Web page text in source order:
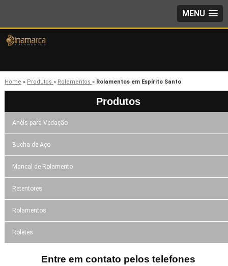
MENU
Home » Produtos » Rolamentos » Rolamentos em Espírito Santo
Produtos
Anéis para Vedação
Bucha de Aço
Mancal de Rolamento
Retentores
Rolamentos
Roletes
Entre em contato pelos telefones